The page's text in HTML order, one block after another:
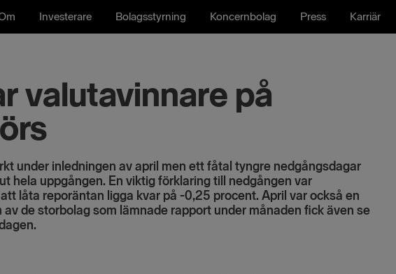
Investerare Bolagsstyrning Koncernbolag Press Karriär
valutavinnare på
under inledningen av april men ett fåtal tyngre nedgångsdagar
hela uppgången. En viktig förklaring till nedgången var
låta reporäntan ligga kvar på -0,25 procent. April var också en
de storbolag som lämnade rapport under månaden fick även se